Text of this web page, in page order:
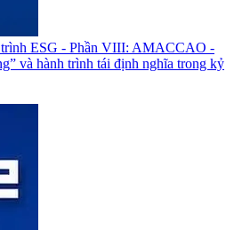
trình ESG - Phần VIII: AMACCAO -
và hành trình tái định nghĩa trong kỷ